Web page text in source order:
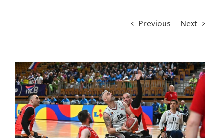
Previous Next
View
Larger
Image